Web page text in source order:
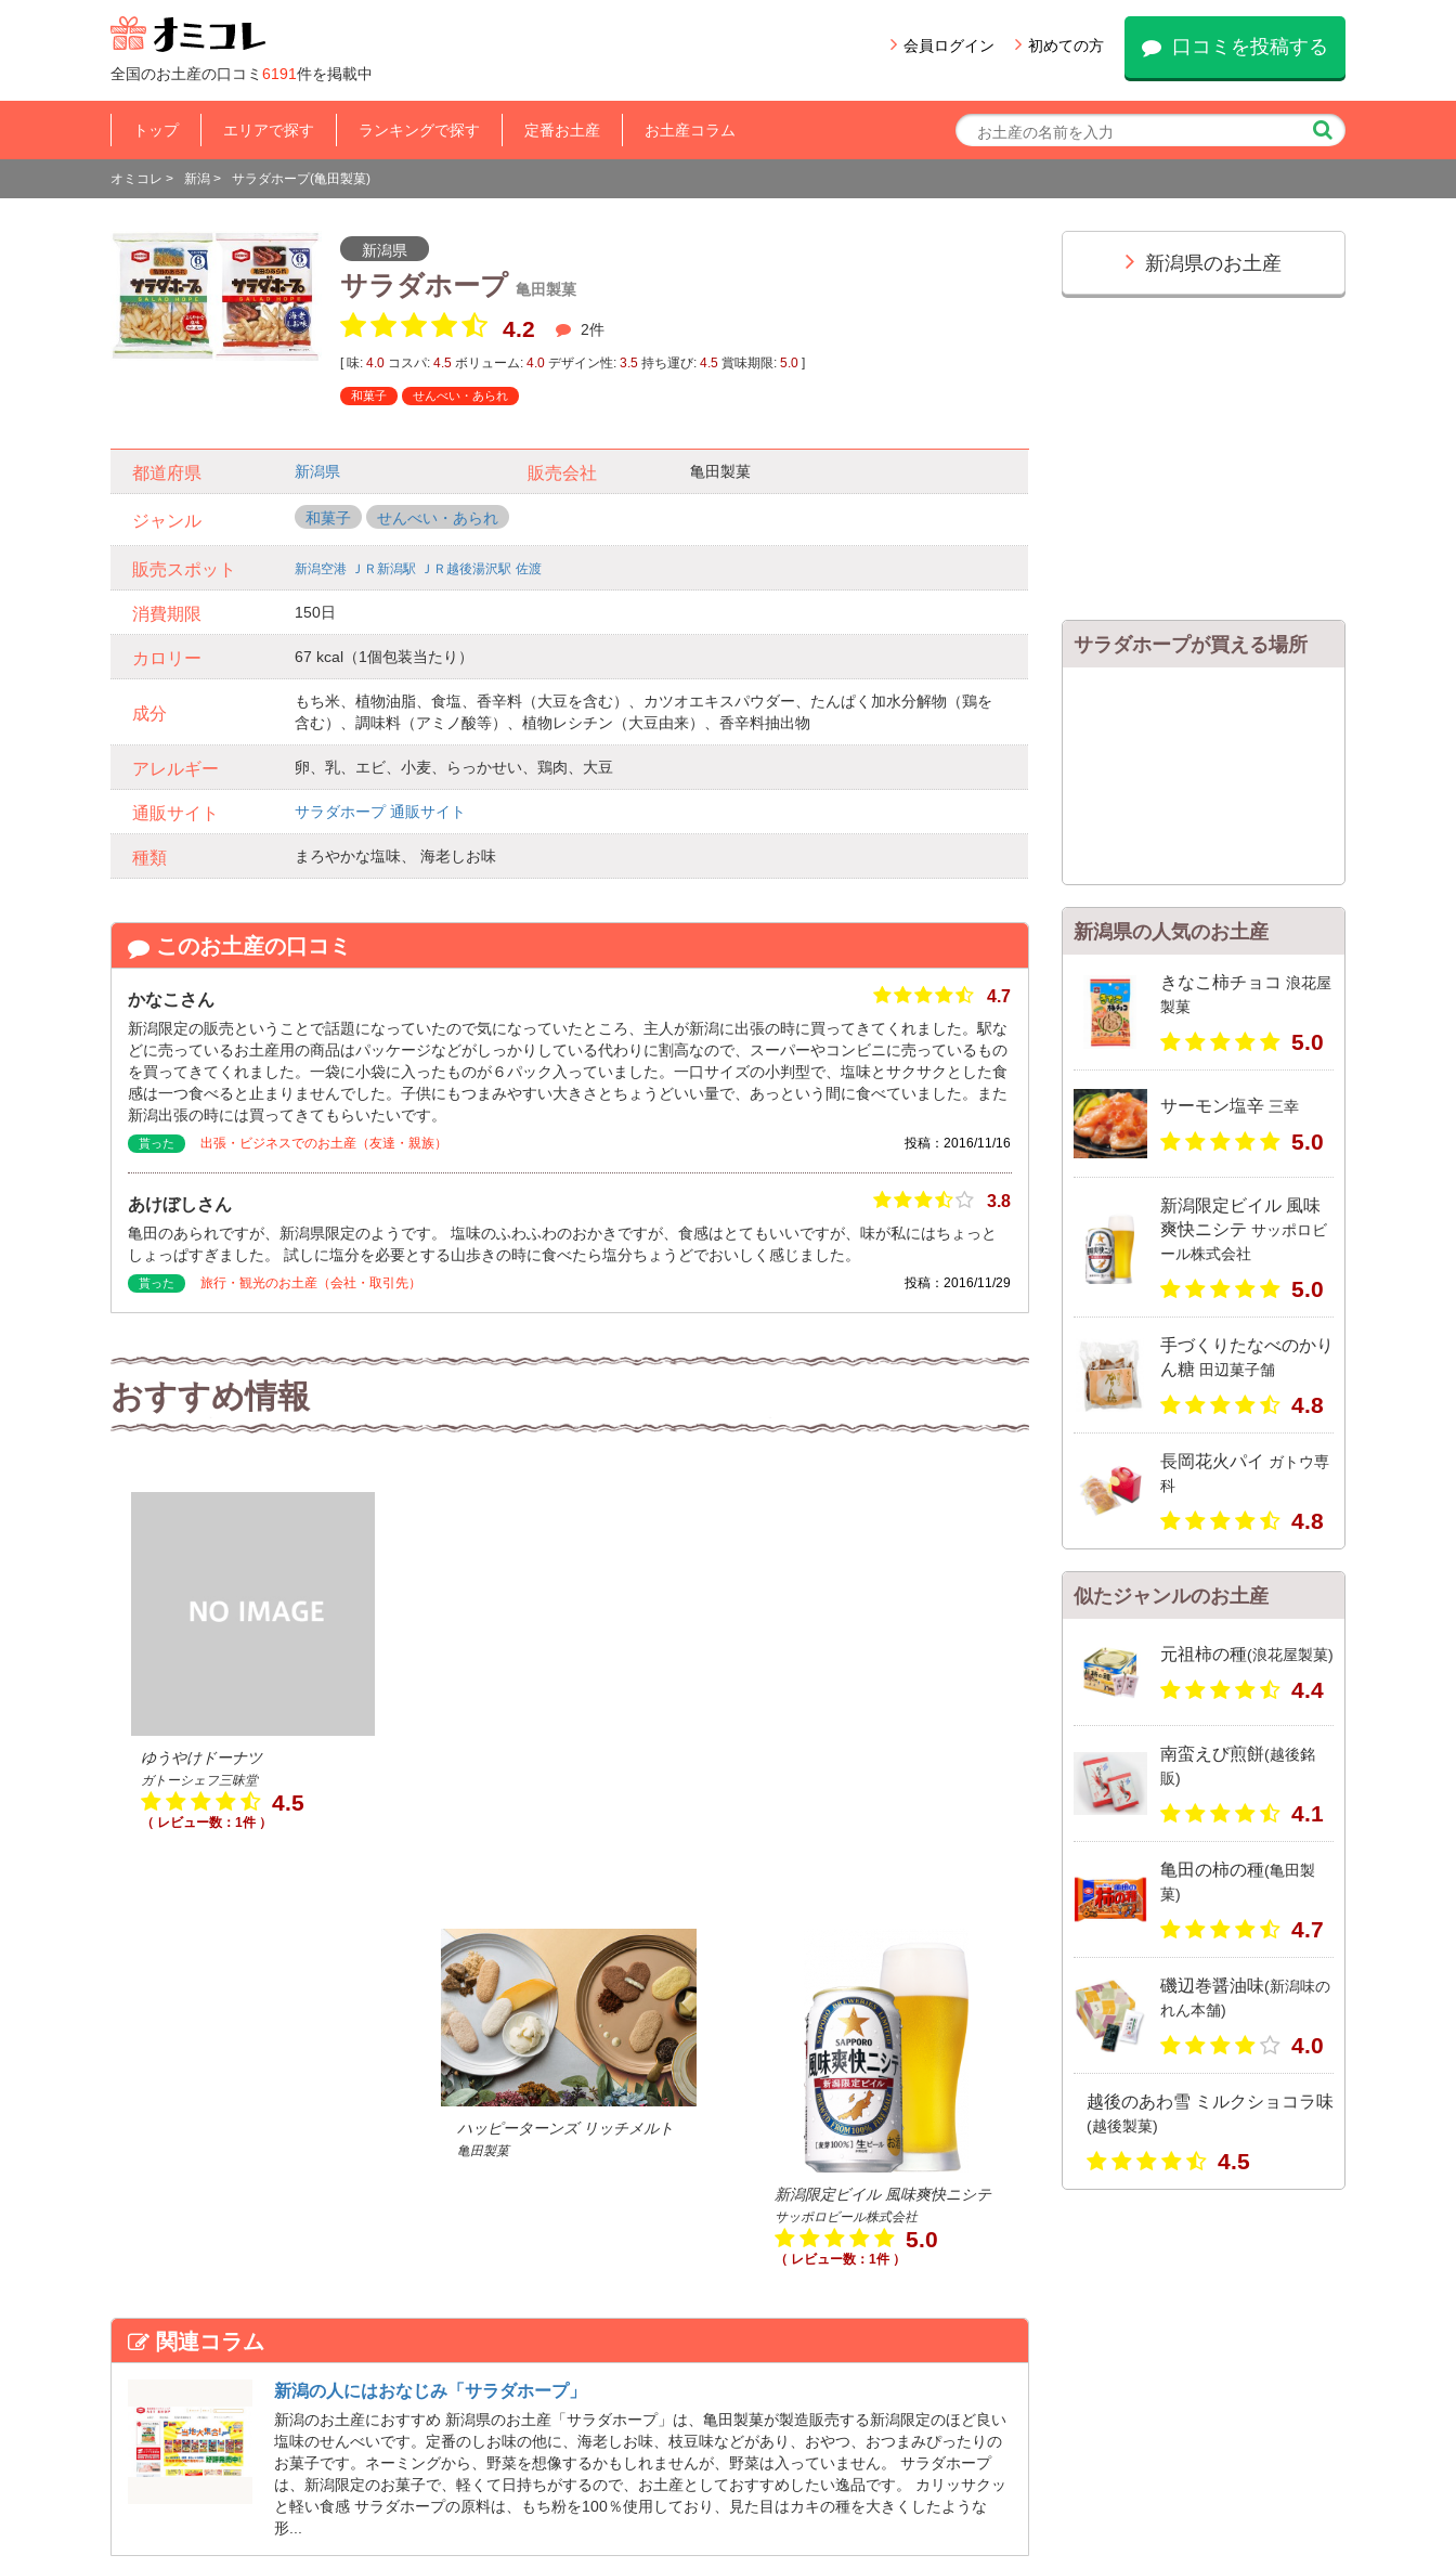
全国のお土産の口コミ 6191件を掲載中
会員ログイン 初めての方 口コミを投稿する
トップ エリアで探す ランキングで探す 定番お土産 お土産コラム
オミコレ > 新潟 > サラダホープ(亀田製菓)
新潟県
サラダホープ 亀田製菓
4.2 2件
[ 味: 4.0コスパ: 4.5ボリューム: 4.0デザイン性: 3.5持ち運び: 4.5賞味期限: 5.0]
和菓子 せんべい・あられ
都道府県 新潟県 販売会社 亀田製菓
ジャンル 和菓子 せんべい・あられ
販売スポット 新潟空港 ＪＲ新潟駅 ＪＲ越後湯沢駅 佐渡
消費期限 150日
カロリー 67 kcal（1個包装当たり）
成分
もち米、植物油脂、食塩、香辛料（大豆を含む）、カツオエキスパウダー、たんぱく加水分解物（鶏を
含む）、調味料（アミノ酸等）、植物レシチン（大豆由来）、香辛料抽出物
アレルギー 卵、乳、エビ、小麦、らっかせい、鶏肉、大豆
通販サイト サラダホープ 通販サイト
種類 まろやかな塩味、 海老しお味
このお土産の口コミ
かなこさん 4.7
新潟限定の販売ということで話題になっていたので気になっていたところ、主人が新潟に出張の時に買ってきてくれました。駅な
どに売っているお土産用の商品はパッケージなどがしっかりしている代わりに割高なので、スーパーやコンビニに売っているもの
を買ってきてくれました。一袋に小袋に入ったものが６パック入っていました。一口サイズの小判型で、塩味とサクサクとした食
感は一つ食べると止まりませんでした。子供にもつまみやすい大きさとちょうどいい量で、あっという間に食べていました。また
新潟出張の時には買ってきてもらいたいです。
貰った 出張・ビジネスでのお土産（友達・親族） 投稿：2016/11/16
あけぼしさん 3.8
亀田のあられですが、新潟県限定のようです。 塩味のふわふわのおかきですが、食感はとてもいいですが、味が私にはちょっと
しょっぱすぎました。 試しに塩分を必要とする山歩きの時に食べたら塩分ちょうどでおいしく感じました。
貰った 旅行・観光のお土産（会社・取引先） 投稿：2016/11/29
おすすめ情報
ゆうやけドーナツ
ガトーシェフ三昧堂
4.5
（ レビュー数：1件 ）
ハッピーターンズ リッチメルト
亀田製菓
新潟限定ビイル 風味爽快ニシテ
サッポロビール株式会社
5.0
（ レビュー数：1件 ）
関連コラム
新潟の人にはおなじみ「サラダホープ」
新潟のお土産におすすめ 新潟県のお土産「サラダホープ」は、亀田製菓が製造販売する新潟限定のほど良い
塩味のせんべいです。定番のしお味の他に、海老しお味、枝豆味などがあり、おやつ、おつまみぴったりの
お菓子です。ネーミングから、野菜を想像するかもしれませんが、野菜は入っていません。 サラダホープ
は、新潟限定のお菓子で、軽くて日持ちがするので、お土産としておすすめしたい逸品です。 カリッサクッ
と軽い食感 サラダホープの原料は、もち粉を100％使用しており、見た目はカキの種を大きくしたような
形...
新潟県のお土産
サラダホープが買える場所
新潟県の人気のお土産
きなこ柿チョコ 浪花屋
製菓
5.0
サーモン塩辛三幸
5.0
新潟限定ビイル 風味
爽快ニシテ サッポロビ
ール株式会社
5.0
手づくりたなべのかり
ん糖田辺菓子舗
4.8
長岡花火パイ ガトウ専
科
4.8
似たジャンルのお土産
元祖柿の種(浪花屋製菓)
4.4
南蛮えび煎餅(越後銘
販)
4.1
亀田の柿の種(亀田製
菓)
4.7
磯辺巻醤油味(新潟味の
れん本舗)
4.0
越後のあわ雪 ミルクショコラ味
(越後製菓)
4.5